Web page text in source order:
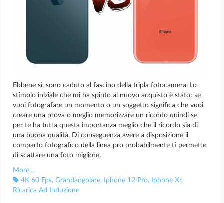
Ebbene sì, sono caduto al fascino della tripla fotocamera. Lo
stimolo iniziale che mi ha spinto al nuovo acquisto è stato: se
vuoi fotografare un momento o un soggetto significa che vuoi
creare una prova o meglio memorizzare un ricordo quindi se
per te ha tutta questa importanza meglio che il ricordo sia di
una buona qualità. Di conseguenza avere a disposizione il
comparto fotografico della linea pro probabilmente ti permette
di scattare una foto migliore.
More…
4K 60 Fps, Grandangolare, Iphone 12 Pro, Iphone Xr,
Ricarica Ad Induzione